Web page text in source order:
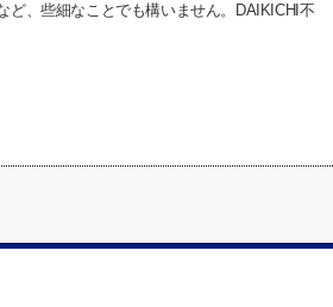
ど、些細なことでも構いません。DAIKICHI不